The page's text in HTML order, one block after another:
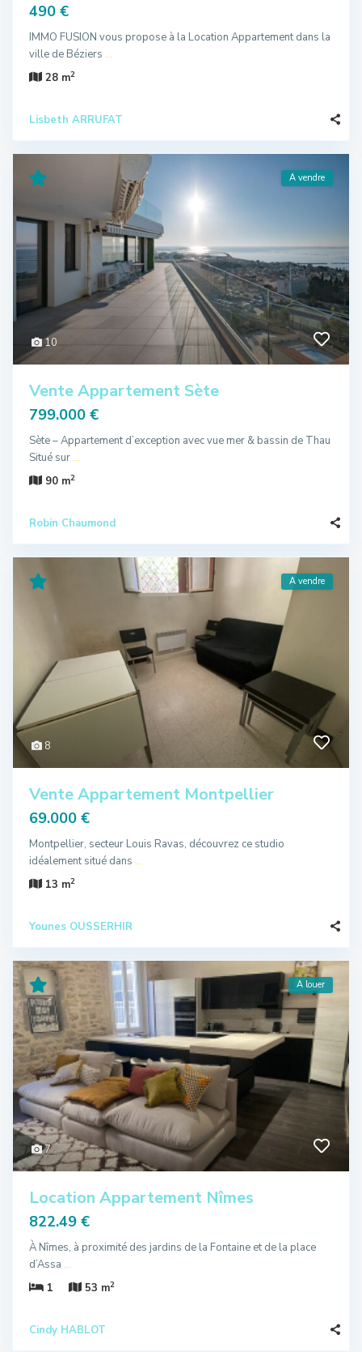
490 €
IMMO FUSION vous propose à la Location Appartement dans la
ville de Béziers ...
28 m2
Lisbeth ARRUFAT
10
A vendre
Vente Appartement Sète
799.000 €
Sète – Appartement d’exception avec vue mer & bassin de Thau
Situé sur ...
90 m2
Robin Chaumond
8
A vendre
Vente Appartement Montpellier
69.000 €
Montpellier, secteur Louis Ravas, découvrez ce studio
idéalement situé dans ...
13 m2
Younes OUSSERHIR
7
A louer
Location Appartement Nîmes
822.49 €
À Nîmes, à proximité des jardins de la Fontaine et de la place
d’Assa ...
1
53 m2
Cindy HABLOT